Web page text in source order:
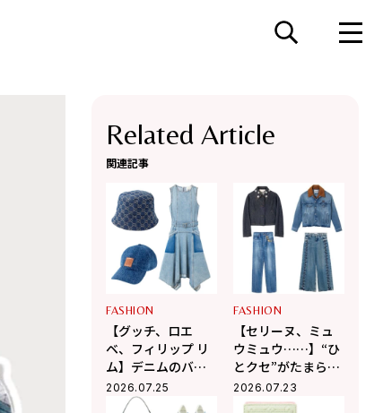
Related Article
関連記事
FASHION
【グッチ、ロエ
ベ、フィリップ リ
ム】デニムのバケ
ハやドレスが夏コ
ーデを刺激する！
2026.07.25
FASHION
【セリーヌ、ミュ
ウミュウ……】“ひ
とクセ”がたまらな
く可愛い♡デニム
ジャケット&パンツ
2026.07.23